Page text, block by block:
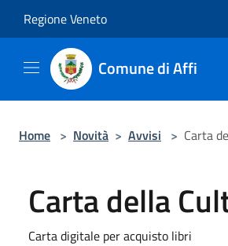
Regione Veneto
Comune di Affi
Home > Novità > Avvisi > Carta
Carta della
Carta digitale per acquisto libri